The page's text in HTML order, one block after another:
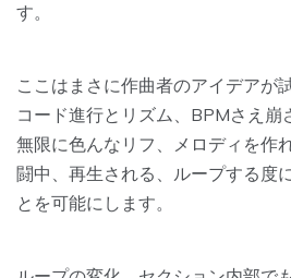
す。
ここはまさに作曲者のアイデアが
コード進行とリズム、BPMさえ崩
無限に色んなリフ、メロディを作
闘中、再生される、ループする度
とを可能にします。